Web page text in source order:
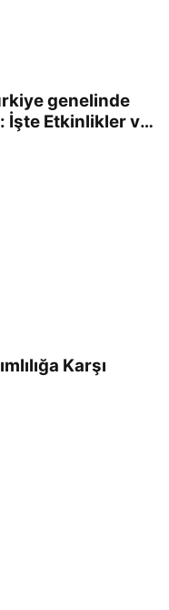
genelinde
İşte Etkinlikler ve
Karşı